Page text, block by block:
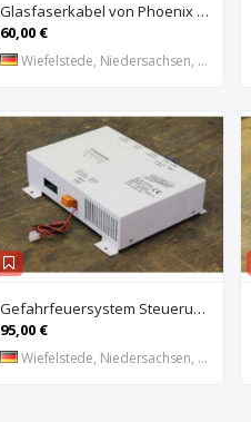
Glasfaserkabel von Phoenix Contact – AT-VQHB2Y
60,00 €
Wiefelstede, Niedersachsen, DE
Gefahrfeuersystem Steuerung von Reetec – W, rot slimline THSLW
95,00 €
Wiefelstede, Niedersachsen, DE